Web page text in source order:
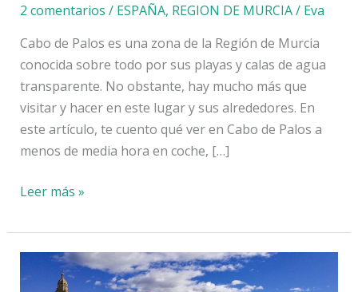
2 comentarios / ESPAÑA, REGION DE MURCIA/ Eva
Cabo de Palos es una zona de la Región de Murcia
conocida sobre todo por sus playas y calas de agua
transparente. No obstante, hay mucho más que
visitar y hacer en este lugar y sus alrededores. En
este artículo, te cuento qué ver en Cabo de Palos a
menos de media hora en coche, […]
Qué
y
hacer
en
Leer más »